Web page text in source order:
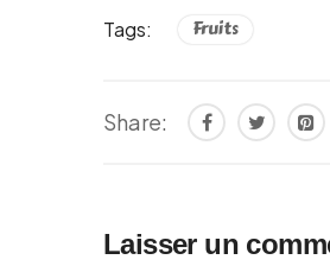
Tags: Fruits
Share:
Laisser un